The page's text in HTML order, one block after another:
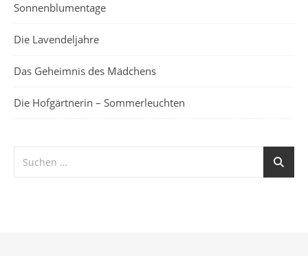
Sonnenblumentage
Die Lavendeljahre
Das Geheimnis des Mädchens
Die Hofgärtnerin – Sommerleuchten